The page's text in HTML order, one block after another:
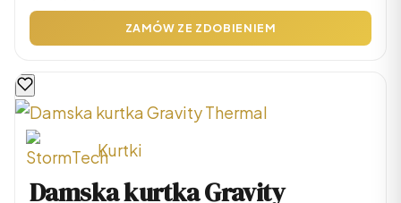
ZAMÓW ZE ZDOBIENIEM
wariantów.
Opcje
wybrać
na
stronie
Kurtki
Damska kurtka Gravity
Ten